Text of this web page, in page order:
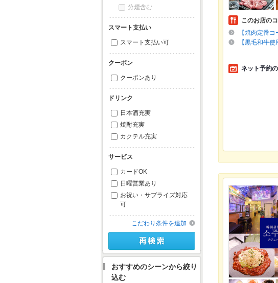
分煙含む
スマート支払い
スマート支払い可
クーポン
クーポンあり
ドリンク
日本酒充実
焼酎充実
カクテル充実
サービス
カードOK
日曜営業あり
お祝い・サプライズ対応
可
こだわり条件を追加
おすすめのシーンから絞り
込む
このお店の
【焼肉定番
【黒毛和牛
ネット予約